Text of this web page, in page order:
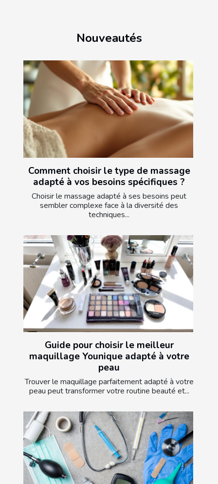
Nouveautés
Comment choisir le type de massage
adapté à vos besoins spécifiques ?
Choisir le massage adapté à ses besoins peut
sembler complexe face à la diversité des
techniques...
Guide pour choisir le meilleur
maquillage Younique adapté à votre
peau
Trouver le maquillage parfaitement adapté à votre
peau peut transformer votre routine beauté et...